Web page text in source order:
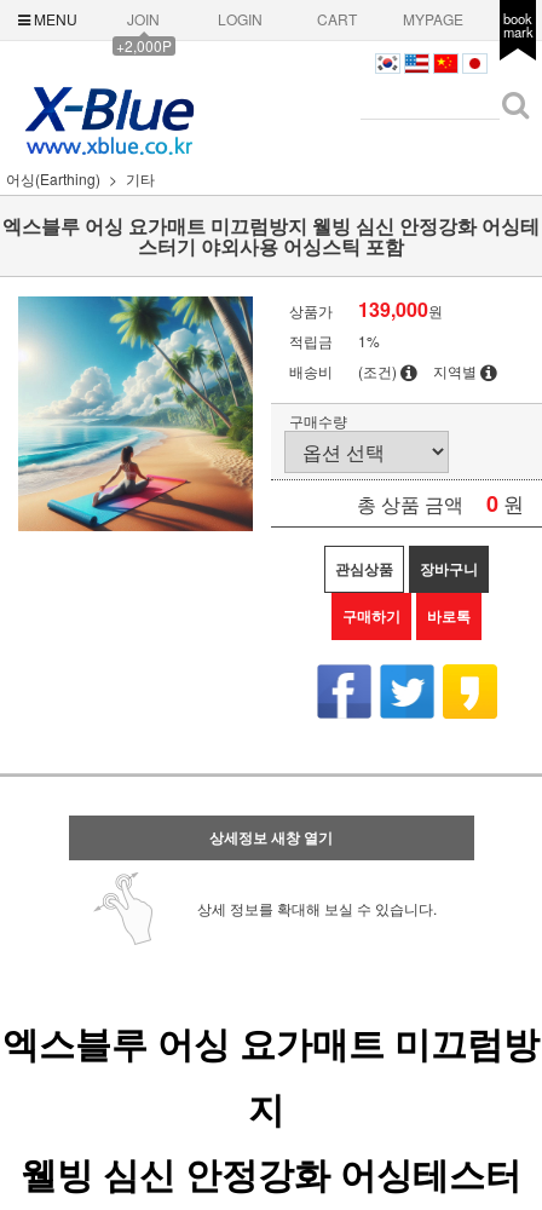
MENU
JOIN
+2,000P
LOGIN CART MYPAGE book
mark
어싱(Earthing) 기타
엑스블루 어싱 요가매트 미끄럼방지 웰빙 심신 안정강화 어싱테
스터기 야외사용 어싱스틱 포함
상품가 139,000원
적립금
1%
배송비
(조건) 지역별
구매수량
총 상품 금액 0 원
관심상품 장바구니
구매하기 바로톡
상세정보 새창 열기
상세 정보를 확대해 보실 수 있습니다.
엑스블루 어싱 요가매트 미끄럼방
지
웰빙 심신 안정강화 어싱테스터